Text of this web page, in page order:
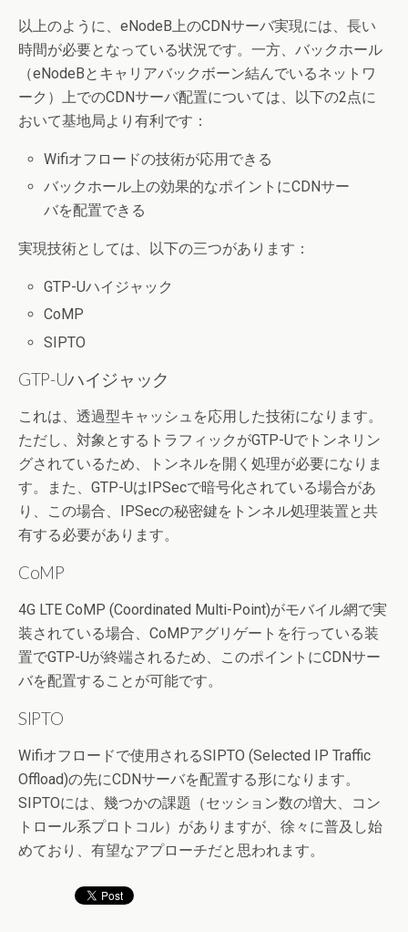
以上のように、eNodeB上のCDNサーバ実現には、長い
時間が必要となっている状況です。一方、バックホール
（eNodeBとキャリアバックボーン結んでいるネットワ
ーク）上でのCDNサーバ配置については、以下の2点に
おいて基地局より有利です：
Wifiオフロードの技術が応用できる
バックホール上の効果的なポイントにCDNサー
バを配置できる
実現技術としては、以下の三つがあります：
GTP-Uハイジャック
CoMP
SIPTO
GTP-Uハイジャック
これは、透過型キャッシュを応用した技術になります。
ただし、対象とするトラフィックがGTP-Uでトンネリン
グされているため、トンネルを開く処理が必要になりま
す。また、GTP-UはIPSecで暗号化されている場合があ
り、この場合、IPSecの秘密鍵をトンネル処理装置と共
有する必要があります。
CoMP
4G LTE CoMP (Coordinated Multi-Point)がモバイル網で実
装されている場合、CoMPアグリゲートを行っている装
置でGTP-Uが終端されるため、このポイントにCDNサー
バを配置することが可能です。
SIPTO
Wifiオフロードで使用されるSIPTO (Selected IP Traffic
Offload)の先にCDNサーバを配置する形になります。
SIPTOには、幾つかの課題（セッション数の増大、コン
トロール系プロトコル）がありますが、徐々に普及し始
めており、有望なアプローチだと思われます。